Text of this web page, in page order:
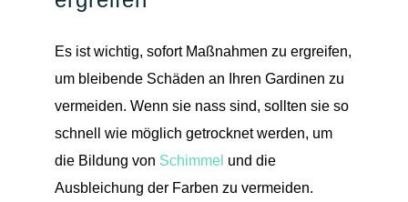
Es ist wichtig, sofort Maßnahmen zu ergreifen,
um bleibende Schäden an Ihren Gardinen zu
vermeiden. Wenn sie nass sind, sollten sie so
schnell wie möglich getrocknet werden, um
die Bildung von Schimmel und die
Ausbleichung der Farben zu vermeiden.